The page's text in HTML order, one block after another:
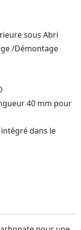
sous Abri
/Démontage
40 mm pour
dans le